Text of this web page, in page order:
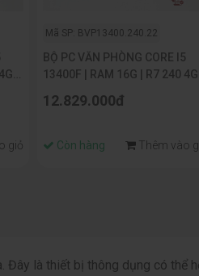
|
giỏ
Mã SP: BVP13400.240.22
BỘ PC VĂN PHÒNG CORE I5
13400F | RAM 16G | R7 240 4G |
22INCH
12.829.000đ
Còn hàng Thêm vào
Đây là thiết bị thông dụng có thể